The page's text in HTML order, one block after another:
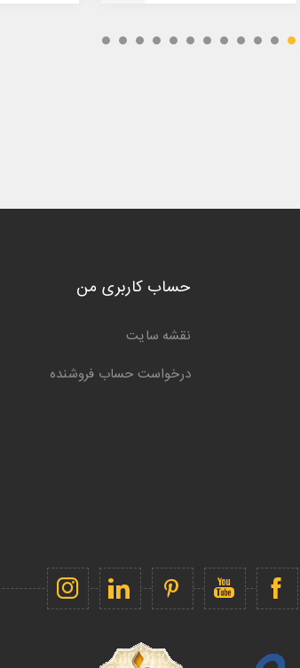
حساب کاربری من
نقشه سایت
درخواست حساب فروشنده